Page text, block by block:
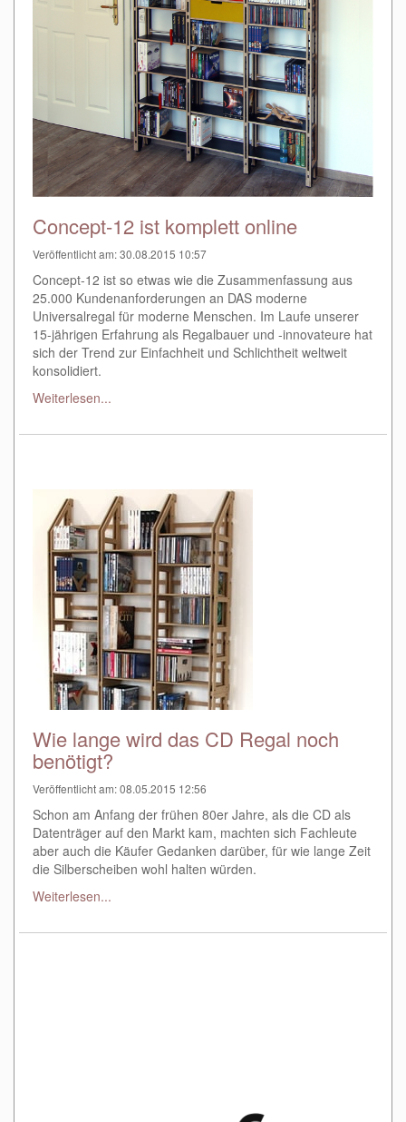
Concept-12 ist komplett online
Veröffentlicht am: 30.08.2015 10:57
Concept-12 ist so etwas wie die Zusammenfassung aus
25.000 Kundenanforderungen an DAS moderne
Universalregal für moderne Menschen. Im Laufe unserer
15-jährigen Erfahrung als Regalbauer und -innovateure hat
sich der Trend zur Einfachheit und Schlichtheit weltweit
konsolidiert.
Weiterlesen...
Wie lange wird das CD Regal noch
benötigt?
Veröffentlicht am: 08.05.2015 12:56
Schon am Anfang der frühen 80er Jahre, als die CD als
Datenträger auf den Markt kam, machten sich Fachleute
aber auch die Käufer Gedanken darüber, für wie lange Zeit
die Silberscheiben wohl halten würden.
Weiterlesen...